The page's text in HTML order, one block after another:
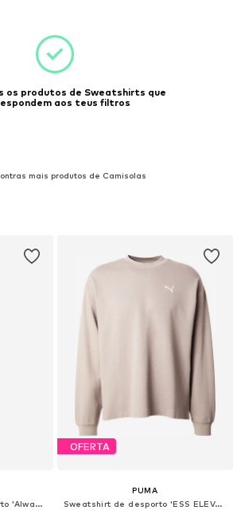
os produtos de Sweatshirts que
aos teus filtros
mais produtos de Camisolas
Loosefit Calças de desporto 'Always On'
OFERTA
PUMA
Sweatshirt de desporto 'ESS ELEVATED'